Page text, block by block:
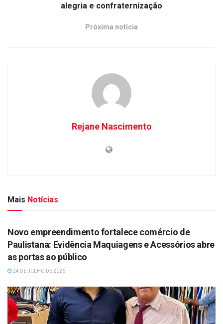
alegria e confraternização
Próxima notícia
Rejane Nascimento
Mais Notícias
DESTAQUES
Novo empreendimento fortalece comércio de
Paulistana: Evidência Maquiagens e Acessórios abre
as portas ao público
24 DE JULHO DE 2026